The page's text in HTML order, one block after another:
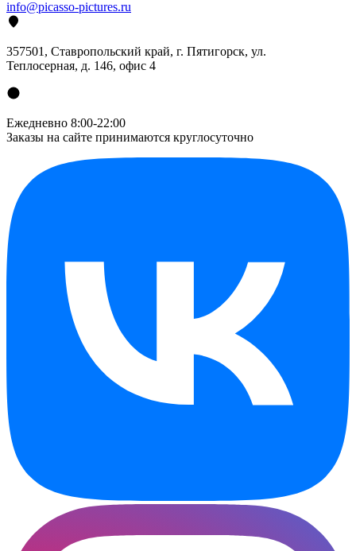
info@picasso-pictures.ru
357501, Ставропольский край, г. Пятигорск, ул.
Теплосерная, д. 146, офис 4
Ежедневно 8:00-22:00
Заказы на сайте принимаются круглосуточно